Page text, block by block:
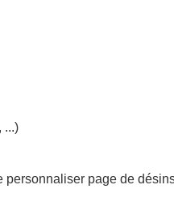
...)
personnaliser page de